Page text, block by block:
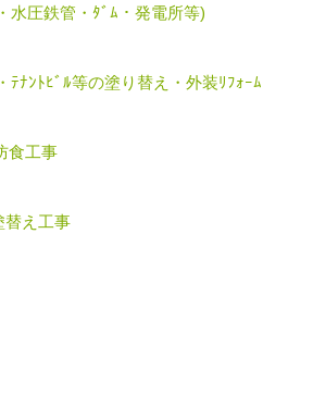
水圧鉄管・ﾀﾞﾑ・発電所等)
ﾃﾅﾝﾄﾋﾞﾙ等の塗り替え・外装ﾘﾌｫｰﾑ
食工事
え工事